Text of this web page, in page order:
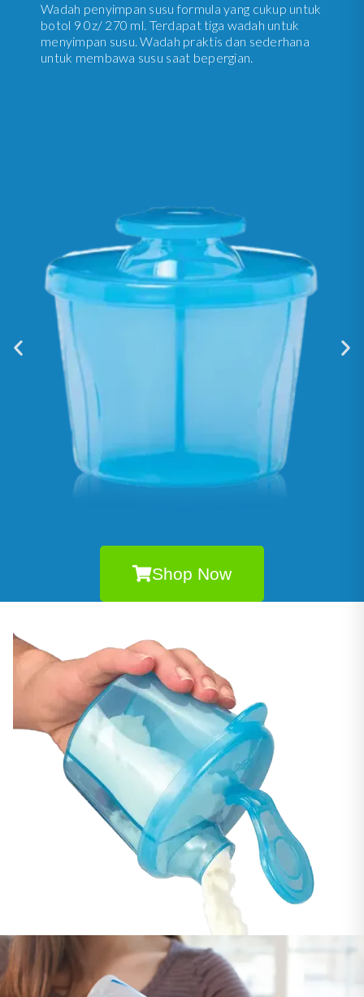
Wadah penyimpan susu formula yang cukup untuk
botol 9 0z/ 270 ml. Terdapat tiga wadah untuk
menyimpan susu. Wadah praktis dan sederhana
untuk membawa susu saat bepergian.
Shop Now